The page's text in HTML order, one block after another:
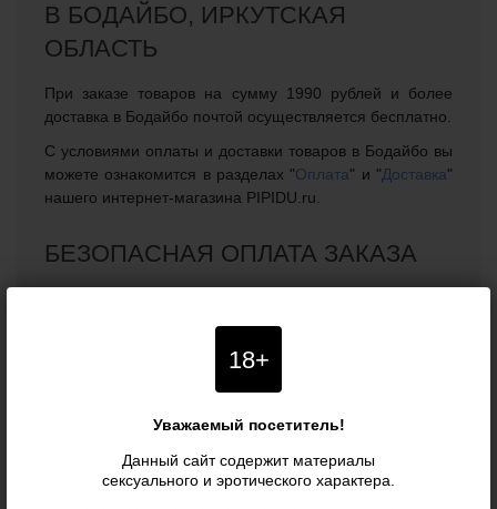
18+
Уважаемый посетитель!
Данный сайт содержит материалы
сексуального и эротического характера.
В БОДАЙБО, ИРКУТСКАЯ
ОБЛАСТЬ
При заказе товаров на сумму 1990 рублей и более
доставка в Бодайбо почтой осуществляется бесплатно.
С условиями оплаты и доставки товаров в Бодайбо вы
можете ознакомится в разделах "Оплата" и "Доставка"
нашего интернет-магазина PIPIDU.ru.
БЕЗОПАСНАЯ ОПЛАТА ЗАКАЗА
интимные товары для взрослых теперь можно не
выходя из дома, сохраняя конфиденциальность.
связи города Бодайбо, а также по квитанции в
ближайшем банковском или почтовом отделении.